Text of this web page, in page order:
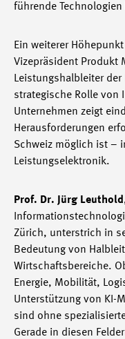
führende
Ein weiterer
Vizepräsident Produkt
Leistungshalbleiter der
strategische Rolle von
Unternehmen zeigt
Herausforderungen
Schweiz möglich ist –
Leistungselektronik.
Prof. Dr. Jürg Leuthold
Zürich, unterstrich in
Bedeutung von
Wirtschaftsbereiche.
Energie, Mobilität,
Unterstützung von KI-
sind ohne
Gerade in diesen